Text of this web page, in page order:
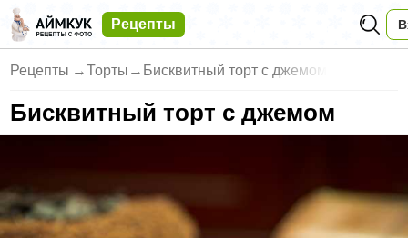
Рецепты
Рецепты →Торты → Бисквитный торт с джемом
Бисквитный торт с джемом